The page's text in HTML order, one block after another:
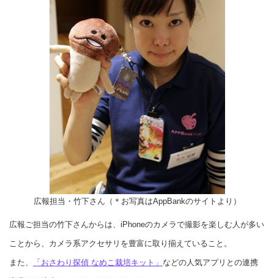
広報担当・竹下さん（＊お写真はAppBankのサイトより）
広報ご担当の竹下さんからは、iPhoneのカメラで撮影を楽しむ人が多い
ことから、カメラ系アクセサリを豊富に取り揃えていること。
また、 「おさわり探偵 なめこ栽培キット」 などの人気アプリとの連携